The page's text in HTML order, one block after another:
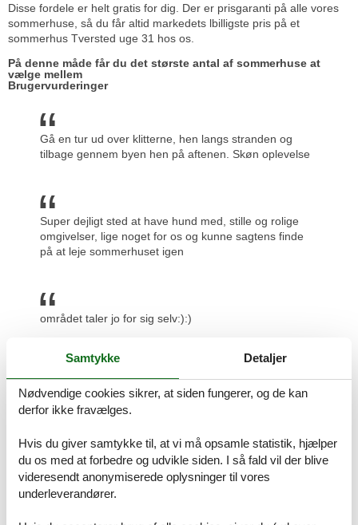
Disse fordele er helt gratis for dig. Der er prisgaranti på alle vores
sommerhuse, så du får altid markedets lbilligste pris på et
sommerhus Tversted uge 31 hos os.
På denne måde får du det største antal af sommerhuse at
vælge mellem
Brugervurderinger
Gå en tur ud over klitterne, hen langs stranden og
tilbage gennem byen hen på aftenen. Skøn oplevelse
Super dejligt sted at have hund med, stille og rolige
omgivelser, lige noget for os og kunne sagtens finde
på at leje sommerhuset igen
området taler jo for sig selv:):)
Ikke langt til strand, indkøb, Skagen og andre
attraktioner
Uanset hvilket sommerhus Tversted uge 31 du beslutter dig for, er
Samtykke Detaljer
Nødvendige cookies sikrer, at siden fungerer, og de kan
derfor ikke fravælges.
Hvis du giver samtykke til, at vi må opsamle statistik, hjælper
du os med at forbedre og udvikle siden. I så fald vil der blive
videresendt anonymiserede oplysninger til vores
underleverandører.